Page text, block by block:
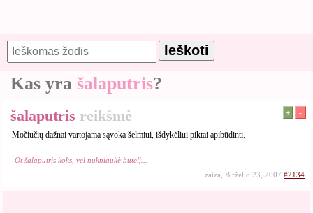
Kas yra šalaputris?
šalaputris reikšmė + -
Močiučių dažnai vartojama sąvoka šelmiui, išdykėliui piktai apibūdinti.
-Ot šalaputris koks, vėl nukniaukė butelį...
zaiza, Birželio 23, 2007#2134